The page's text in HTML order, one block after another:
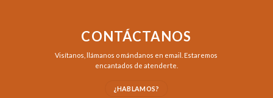
CONTÁCTANOS
Visítanos, llámanos o mándanos en email . Estaremos
encantados de atenderte.
¿HABLAMOS?